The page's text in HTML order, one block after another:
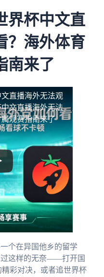
界杯中文直
？海外体育
南来了
直播海外无法观
文直播海外无法
观赛指南来了
个在异国他乡的留学
过这样的无奈——打开国
彩对决，或者追世界杯